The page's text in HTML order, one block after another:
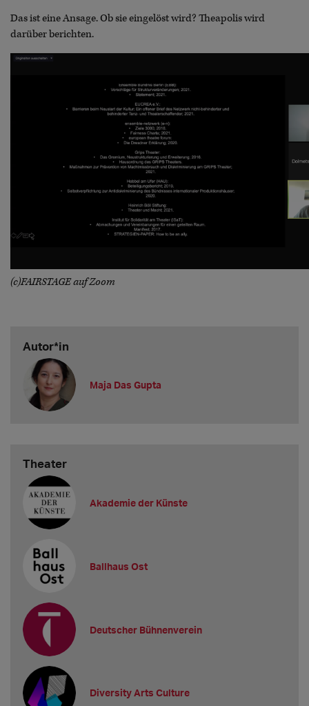
Das ist eine Ansage. Ob sie eingelöst wird? Theapolis wird
darüber berichten.
(c)FAIRSTAGE auf Zoom
Autor*in
Maja Das Gupta
Theater
Akademie der Künste
Ballhaus Ost
Deutscher Bühnenverein
Diversity Arts Culture